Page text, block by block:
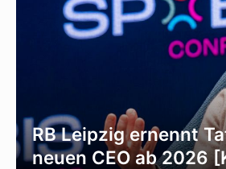
RB Leipzig ernennt
neuen CEO ab 2026